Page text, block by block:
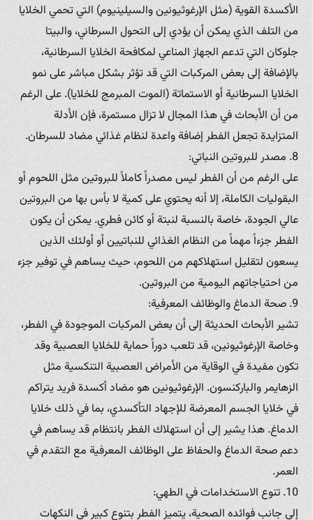
الأكسدة القوية (مثل الإرغوثيونين والسيلينيوم) التي تحمي الخلايا
من التلف الذي يمكن أن يؤدي إلى التحول السرطاني، والبيتا
جلوكان التي تدعم الجهاز المناعي لمكافحة الخلايا السرطانية،
بالإضافة إلى بعض المركبات التي قد تؤثر بشكل مباشر على نمو
الخلايا السرطانية أو الاستماتة (الموت المبرمج للخلايا). على الرغم
من أن الأبحاث في هذا المجال لا تزال مستمرة، فإن الأدلة
المتزايدة تجعل الفطر إضافة واعدة لنظام غذائي مضاد للسرطان.
8. مصدر للبروتين النباتي:
على الرغم من أن الفطر ليس مصدراً كاملاً للبروتين مثل اللحوم أو
البقوليات الكاملة، إلا أنه يحتوي على كمية لا بأس بها من البروتين
عالي الجودة، خاصة بالنسبة لنبتة أو كائن فطري. يمكن أن يكون
الفطر جزءاً مهماً من النظام الغذائي للنباتيين أو أولئك الذين
يسعون لتقليل استهلاكهم من اللحوم، حيث يساهم في توفير جزء
من احتياجاتهم اليومية من البروتين.
9. صحة الدماغ والوظائف المعرفية:
تشير الأبحاث الحديثة إلى أن بعض المركبات الموجودة في الفطر،
وخاصة الإرغوثيونين، قد تلعب دوراً حماية للخلايا العصبية وقد
تكون مفيدة في الوقاية من الأمراض العصبية التنكسية مثل
الزهايمر والباركنسون. الإرغوثيونين هو مضاد أكسدة فريد يتراكم
في خلايا الجسم المعرضة للإجهاد التأكسدي، بما في ذلك خلايا
الدماغ. هذا يشير إلى أن استهلاك الفطر بانتظام قد يساهم في
دعم صحة الدماغ والحفاظ على الوظائف المعرفية مع التقدم في
العمر.
10. تنوع الاستخدامات في الطهي:
إلى جانب فوائده الصحية، يتميز الفطر بتنوع كبير في النكهات